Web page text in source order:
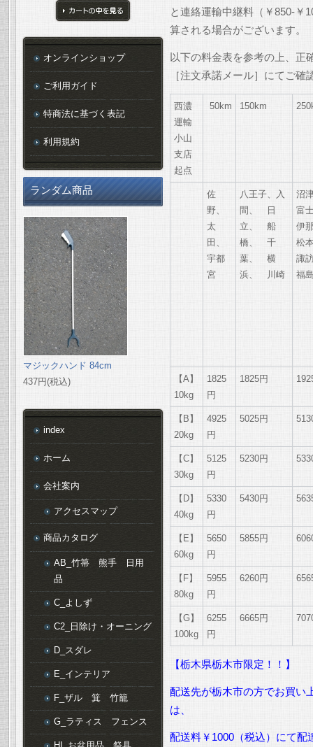
と連絡運輸中継料（￥850-￥
算される場合がございます。
以下の料金表を参考の上、正
［注文承諾メール］にてご確
西濃
運輸
小山
支店
起点
50km 150km
佐
野、
太
田、
宇都
宮
八王子、入
間、 日
立、 船
橋、 千
葉、 横
浜、 川崎
沼
富
伊
松
諏
福
【A】
10kg
1825
円
1825円
【B】
20kg
4925
円
5025円
【C】
30kg
5125
円
5230円
【D】
40kg
5330
円
5430円
【E】
60kg
5650
円
5855円
【F】
80kg
5955
円
6260円
【G】
100kg
6255
円
6665円
【栃木県栃木市限定！！】
配送先が栃木市の方でお買い
は、
配送料￥1000（税込）にて配
オンラインショップ
ご利用ガイド
特商法に基づく表記
利用規約
ランダム商品
マジックハンド 84cm
437円(税込)
index
ホーム
会社案内
アクセスマップ
商品カタログ
AB_竹箒 熊手 日用
品
C_よしず
C2_日除け・オーニング
D_スダレ
E_インテリア
F_ザル 箕 竹籠
G_ラティス フェンス